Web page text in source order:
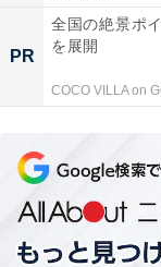
PR
全国の絶景ポ
を展開
COCO VILLA on